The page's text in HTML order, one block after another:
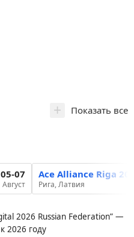
+ Показать все
05-07
Август
Ace Alliance Riga
Рига, Латвия
2026 Russian Federation” —
2026 году